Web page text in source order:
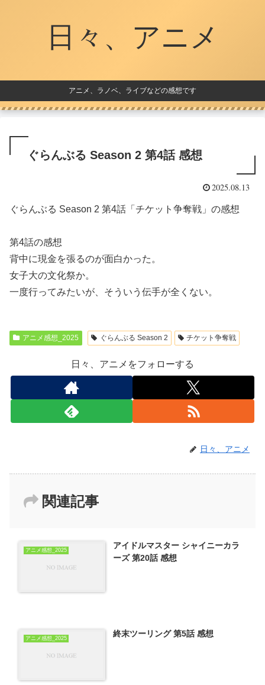
日々、アニメ
アニメ、ラノベ、ライブなどの感想です
ぐらんぶる Season 2 第4話 感想
2025.08.13
ぐらんぶる Season 2 第4話「チケット争奪戦」の感想
第4話の感想
背中に現金を張るのが面白かった。
女子大の文化祭か。
一度行ってみたいが、そういう伝手が全くない。
アニメ感想_2025 ぐらんぶる Season 2 チケット争奪戦
日々、アニメをフォローする
日々、アニメ
関連記事
アニメ感想_2025
アイドルマスター シャイニーカラ
ーズ 第20話 感想
アニメ感想_2025 終末ツーリング 第5話 感想